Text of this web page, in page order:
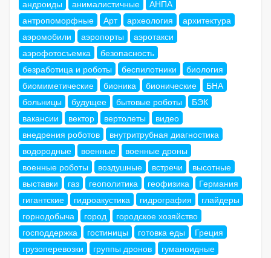
андроиды
анималистичные
АНПА
антропоморфные
Арт археология
архитектура
аэромобили
аэропорты
аэротакси
аэрофотосъемка
безопасность
безработица и роботы
беспилотники
биология
биомиметические
бионика бионические
БНА
больницы
будущее бытовые роботы
БЭК
вакансии
вектор вертолеты
видео
внедрения роботов
внутритрубная диагностика
водородные
военные
военные дроны
военные роботы
воздушные встречи
высотные
выставки
газ геополитика геофизика
Германия
гигантские
гидроакустика гидрография
глайдеры
горнодобыча
город
городское хозяйство
господдержка
гостиницы готовка еды
Греция
грузоперевозки
группы дронов
гуманоидные